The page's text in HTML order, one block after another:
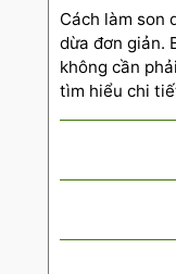
Cách làm son
dừa đơn giản.
không cần
tìm hiểu chi